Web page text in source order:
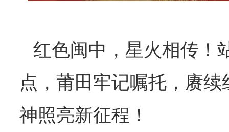
点，莆田牢记嘱托，赓
神照亮新征程！